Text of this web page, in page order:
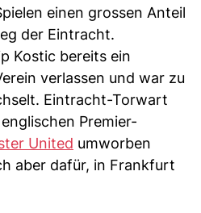
einen grossen Anteil
der Eintracht.
Kostic bereits ein
verlassen und war zu
Eintracht-Torwart
Premier-
United umworben
aber dafür, in Frankfurt